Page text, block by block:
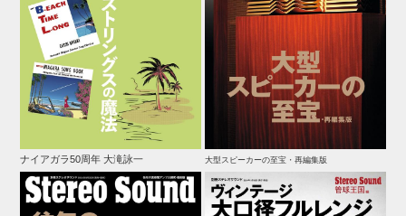
ナイアガラ50周年 大滝詠一 大型スピーカーの至宝・再編集版